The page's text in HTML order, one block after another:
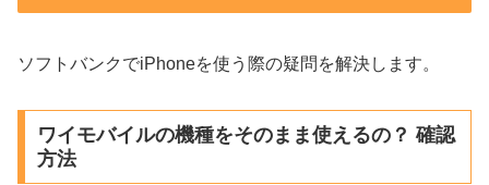
ソフトバンクでiPhoneを使う際の疑問を解決します。
ワイモバイルの機種をそのまま使えるの？ 確認
方法